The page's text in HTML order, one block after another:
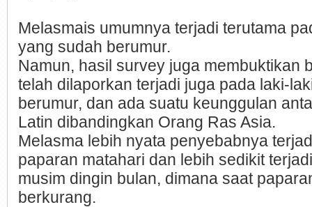
Melasmais umumnya terjadi terutama
yang sudah berumur.
Namun, hasil survey juga membuktikan
telah dilaporkan terjadi juga pada laki-
berumur, dan ada suatu keunggulan
Latin dibandingkan Orang Ras Asia.
Melasma lebih nyata penyebabnya
paparan matahari dan lebih sedikit
musim dingin bulan, dimana saat
berkurang.